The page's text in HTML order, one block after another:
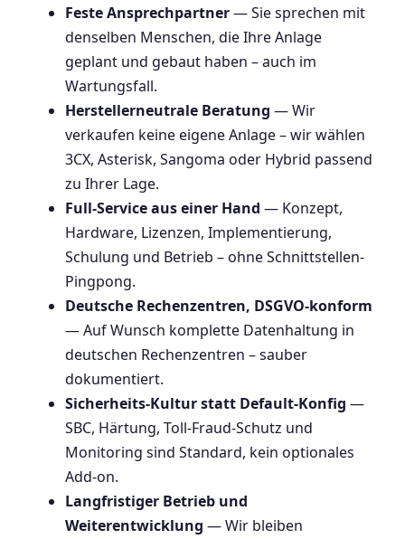
Feste Ansprechpartner— Sie sprechen mit
denselben Menschen, die Ihre Anlage
geplant und gebaut haben – auch im
Wartungsfall.
Herstellerneutrale Beratung — Wir
verkaufen keine eigene Anlage – wir wählen
3CX, Asterisk, Sangoma oder Hybrid passend
zu Ihrer Lage.
Full-Service aus einer Hand — Konzept,
Hardware, Lizenzen, Implementierung,
Schulung und Betrieb – ohne Schnittstellen-
Pingpong.
Deutsche Rechenzentren, DSGVO-konform
— Auf Wunsch komplette Datenhaltung in
deutschen Rechenzentren – sauber
dokumentiert.
Sicherheits-Kultur statt Default-Konfig —
SBC, Härtung, Toll-Fraud-Schutz und
Monitoring sind Standard, kein optionales
Add-on.
Langfristiger Betrieb und
Weiterentwicklung — Wir bleiben